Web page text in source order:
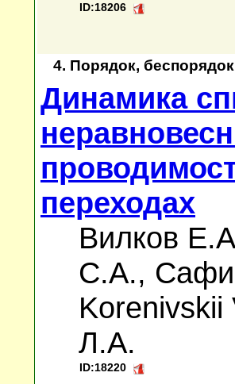
ID:18206
4. Порядок,
Динамика
переходах
Вилков
С.А.,
Korenivskii
Л.А.
ID:18220